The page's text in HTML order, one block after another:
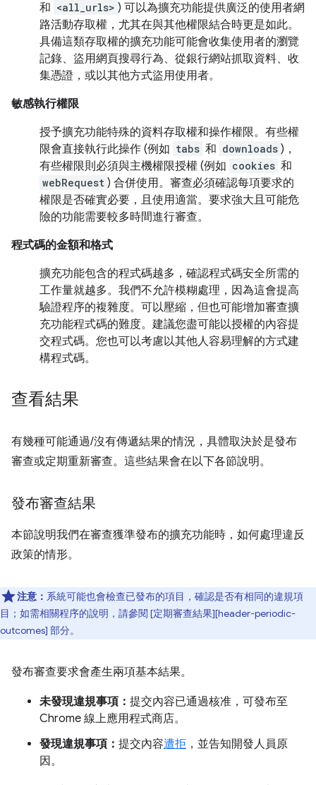
和 <all_urls> ) 可以為擴充功能提供廣泛的使用者網
路活動存取權，尤其在與其他權限結合時更是如此。
具備這類存取權的擴充功能可能會收集使用者的瀏覽
記錄、盜用網頁搜尋行為、從銀行網站抓取資料、收
集憑證，或以其他方式盜用使用者。
敏感執行權限
授予擴充功能特殊的資料存取權和操作權限。有些權
限會直接執行此操作 (例如 tabs 和 downloads )，
有些權限則必須與主機權限授權 (例如 cookies 和
webRequest ) 合併使用。審查必須確認每項要求的
權限是否確實必要，且使用適當。要求強大且可能危
險的功能需要較多時間進行審查。
程式碼的金額和格式
擴充功能包含的程式碼越多，確認程式碼安全所需的
工作量就越多。我們不允許模糊處理，因為這會提高
驗證程序的複雜度。可以壓縮，但也可能增加審查擴
充功能程式碼的難度。建議您盡可能以授權的內容提
交程式碼。您也可以考慮以其他人容易理解的方式建
構程式碼。
查看結果
有幾種可能通過/沒有傳遞結果的情況，具體取決於是發布
審查或定期重新審查。這些結果會在以下各節說明。
發布審查結果
本節說明我們在審查獲準發布的擴充功能時，如何處理違反
政策的情形。
注意： 系統可能也會檢查已發布的項目，確認是否有相同的違規項
目；如需相關程序的說明，請參閱 [定期審查結果][header-periodic-
outcomes] 部分。
發布審查要求會產生兩項基本結果。
未發現違規事項： 提交內容已通過核准，可發布至
Chrome 線上應用程式商店。
發現違規事項： 提交內容遭拒 ，並告知開發人員原
因。